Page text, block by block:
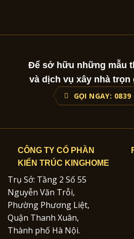
Để sở hữu những mẫu
và dịch vụ xây nhà
GỌI NGAY: 0839
CÔNG TY CỔ PHẦN
KIẾN TRÚC KINGHOME
Trụ Sở: Tầng 2 Số 55
Nguyễn Văn Trỗi,
Phường Phương Liệt,
Quận Thanh Xuân,
Thành phố Hà Nội.